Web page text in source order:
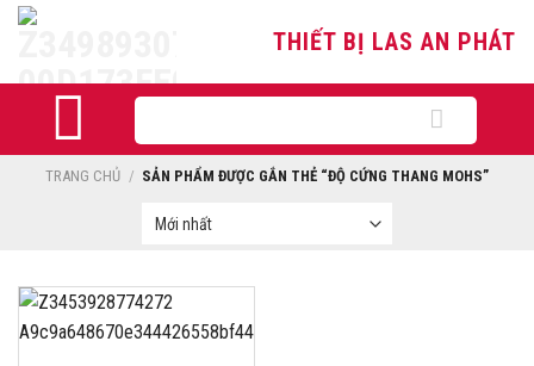
Skip
THIẾT BỊ LAS AN PHÁT
kiếm:
TRANG CHỦ / SẢN PHẨM ĐƯỢC GẮN THẺ “ĐỘ CỨNG THANG MOHS”